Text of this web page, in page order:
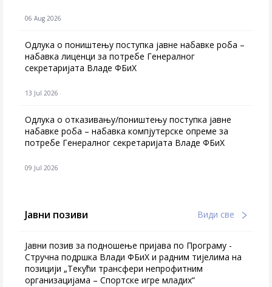
06 Aug 2026
Одлука о поништењу поступка јавне набавке роба –
набавка лиценци за потребе Генералног
секретаријата Владе ФБиХ
13 Jul 2026
Одлука о отказивању/поништењу поступка јавне
набавке роба – набавка компјутерске опреме за
потребе Генералног секретаријата Владе ФБиХ
09 Jul 2026
Јавни позиви Види све
Јавни позив за подношење пријава по Програму -
Стручна подршка Влади ФБиХ и радним тијелима на
позицији „Текући трансфери непрофитним
организацијама – Спортске игре младих“